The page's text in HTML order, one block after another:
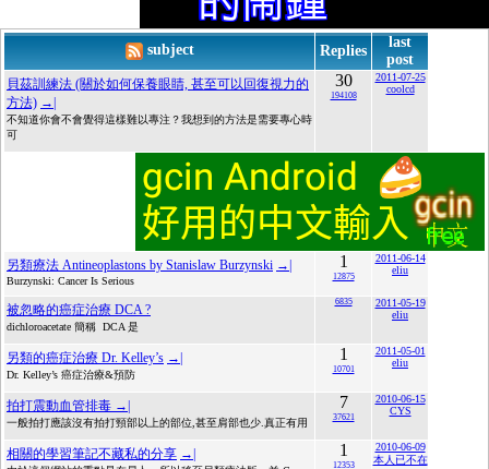
subject Replies
last
post
貝茲訓練法 (關於如何保養眼睛, 甚至可以回復視力的
方法) →|
不知道你會不會覺得這樣難以專注？我想到的方法是需要專心時
可
30
194108
2011-07-25
coolcd
另類療法 Antineoplastons by Stanislaw Burzynski →|
Burzynski: Cancer Is Serious
1
12875
2011-06-14
eliu
被忽略的癌症治療 DCA ?
dichloroacetate 簡稱 DCA 是
6835
2011-05-19
eliu
另類的癌症治療 Dr. Kelley’s →|
Dr. Kelley’s 癌症治療&預防
1
10701
2011-05-01
eliu
拍打震動血管排毒 →|
一般拍打應該沒有拍打頸部以上的部位,甚至肩部也少.真正有用
7
37621
2010-06-15
CYS
相關的學習筆記不藏私的分享 →| 1
12353
2010-06-09
本人已不在